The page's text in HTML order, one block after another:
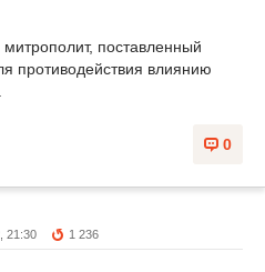
поставленный
противодействия влиянию
0
21:30 1 236